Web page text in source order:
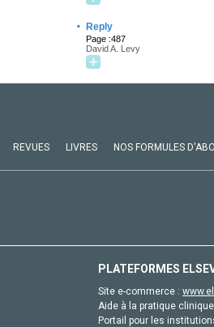
· Reply
Page :487
David A. Levy
REVUES LIVRES NOS FORMULES
PLATEFORMES
Site e-commerce :
Aide à la pratique
Portail pour les